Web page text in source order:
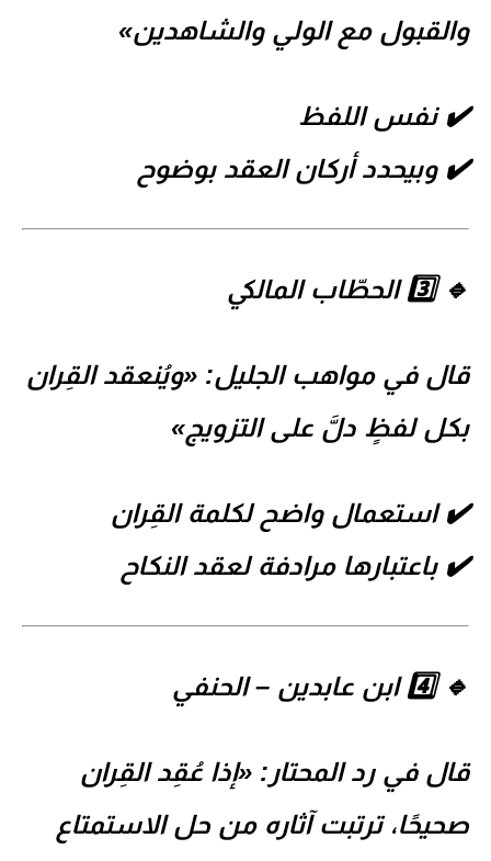
والقبول مع الولي والشاهدين»
✔️ نفس اللفظ
✔️ وبيحدد أركان العقد بوضوح
🔹 3️⃣ الحطّاب المالكي
قال فيمواهب الجليل: «ويُنعقد القِران
بكل لفظٍ دلَّ على التزويج»
✔️ استعمال واضح لكلمةالقِران
✔️ باعتبارها مرادفة لعقد النكاح
🔹 4️⃣ ابن عابدين – الحنفي
قال فيرد المحتار : «إذا عُقِد القِران
صحيحًا، ترتبت آثاره من حل الاستمتاع